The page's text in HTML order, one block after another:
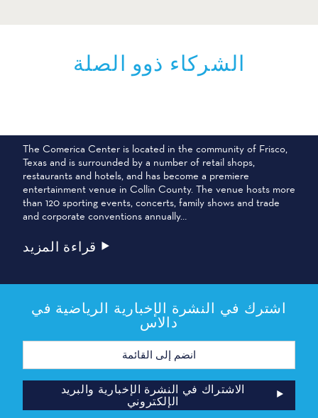
الشركاء ذوو الصلة
The Comerica Center is located in the community of Frisco,
Texas and is surrounded by a number of retail shops,
restaurants and hotels, and has become a premiere
entertainment venue in Collin County. The venue hosts more
than 120 sporting events, concerts, family shows and trade
and corporate conventions annually…
قراءة المزيد
اشترك في النشرة الإخبارية الرياضية في
دالاس
عنوان
الإلكتروني
الاشتراك في النشرة الإخبارية والبريد
الإلكتروني